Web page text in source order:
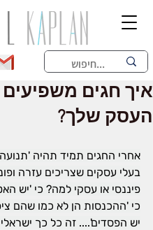
איך חגים
העסק שלך?
אחרי החגים תמיד תהיה
בעלי עסקים שצריכים עזרה
פיננסי או עסקי למה? כי 'יש
כי 'ההכנסות הן לא כמו שהם
יש הפסדים'.... זה כל כך